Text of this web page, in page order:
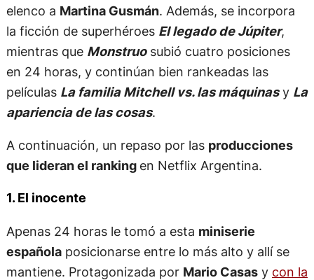
elenco a Martina Gusmán. Además, se incorpora
la ficción de superhéroes El legado de Júpiter,
mientras que Monstruosubió cuatro posiciones
en 24 horas, y continúan bien rankeadas las
películas La familia Mitchell vs. las máquinasy La
apariencia de las cosas.
A continuación, un repaso por las producciones
que lideran el ranking en Netflix Argentina.
1. El inocente
Apenas 24 horas le tomó a esta miniserie
españolaposicionarse entre lo más alto y allí se
mantiene. Protagonizada por Mario Casasy con la